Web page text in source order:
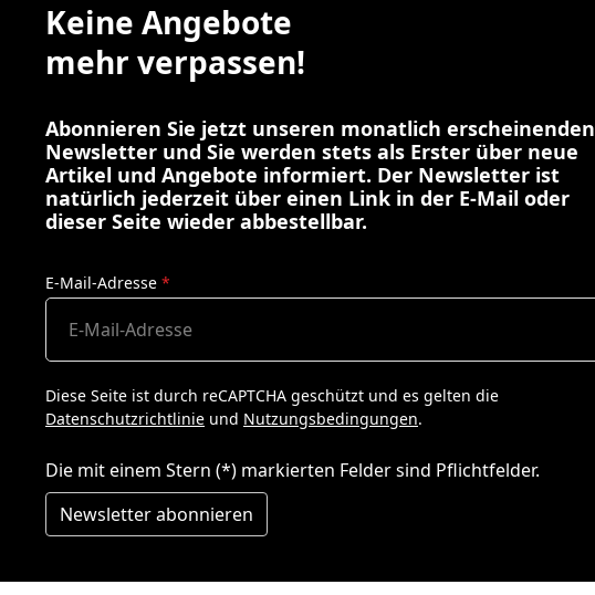
Keine Angebote
mehr verpassen!
Abonnieren Sie jetzt unseren monatlich erscheinenden
Newsletter und Sie werden stets als Erster über neue
Artikel und Angebote informiert. Der Newsletter ist
natürlich jederzeit über einen Link in der E-Mail oder
dieser Seite wieder abbestellbar.
E-Mail-Adresse *
Diese Seite ist durch reCAPTCHA geschützt und es gelten die
Datenschutzrichtlinie und Nutzungsbedingungen.
Die mit einem Stern (*) markierten Felder sind Pflichtfelder.
Newsletter abonnieren